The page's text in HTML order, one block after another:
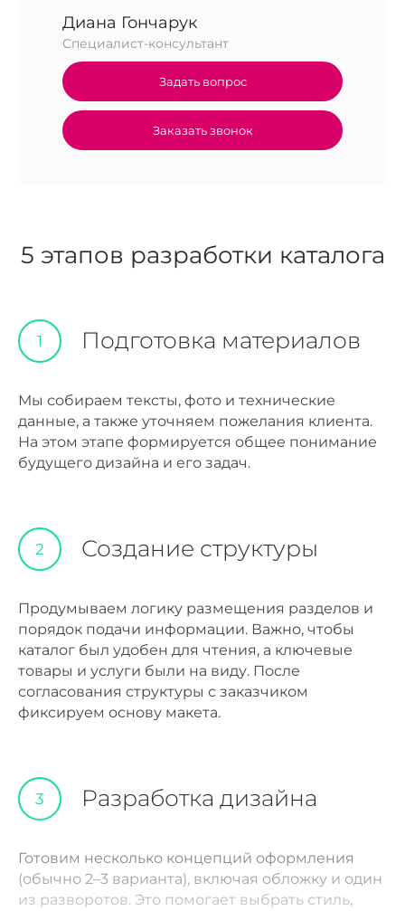
Диана Гончарук
Специалист-консультант
Задать вопрос
Заказать звонок
5 этапов разработки каталога
1 Подготовка материалов
Мы собираем тексты, фото и технические
данные, а также уточняем пожелания клиента.
На этом этапе формируется общее понимание
будущего дизайна и его задач.
2 Создание структуры
Продумываем логику размещения разделов и
порядок подачи информации. Важно, чтобы
каталог был удобен для чтения, а ключевые
товары и услуги были на виду. После
согласования структуры с заказчиком
фиксируем основу макета.
3 Разработка дизайна
Готовим несколько концепций оформления
(обычно 2–3 варианта), включая обложку и один
из разворотов. Это помогает выбрать стиль,